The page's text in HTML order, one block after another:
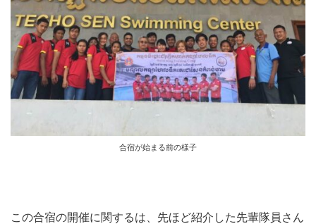
合宿が始まる前の様子
この合宿の開催に関するは、先ほど紹介した先輩隊員さん